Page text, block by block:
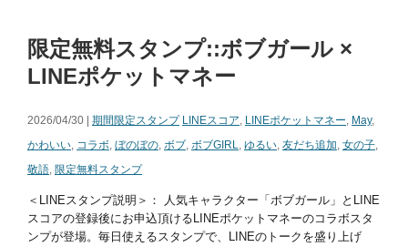
限定無料スタンプ::ボブガール ×
LINEポケットマネー
2026/04/30 | 期間限定スタンプ LINEスコア, LINEポケットマネー, May,
かわいい, コラボ, ぼのぼの, ボブ, ボブGIRL, ゆるい, 友だち追加, 女の子,
敬語, 限定無料スタンプ
＜LINEスタンプ説明＞： 人気キャラクター「ボブガール」とLINE
スコアの登録後にお申込頂けるLINEポケットマネーのコラボスタ
ンプが登場。毎日使えるスタンプで、LINEのトークを盛り上げ